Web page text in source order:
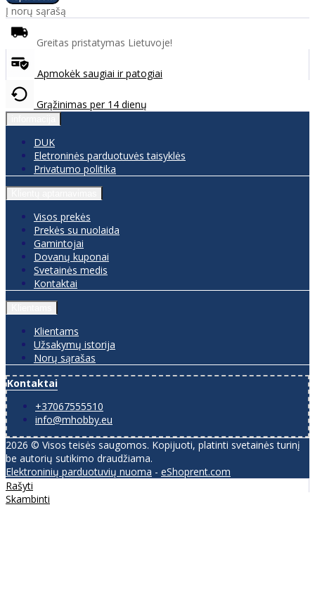
Į norų sąrašą
Greitas pristatymas Lietuvoje!
Apmokėk saugiai ir patogiai
Grąžinimas per 14 dienų
DUK
Eletroninės parduotuvės taisyklės
Privatumo politika
Visos prekės
Prekės su nuolaida
Gamintojai
Dovanų kuponai
Svetainės medis
Kontaktai
Klientams
Užsakymų istorija
Norų sąrašas
Kontaktai
+37067555510
info@mhobby.eu
2026 © Visos teisės saugomos. Kopijuoti, platinti svetainės turinį
be autorių sutikimo draudžiama.
Elektroninių parduotuvių nuoma - eShoprent.com
Rašyti
Skambinti